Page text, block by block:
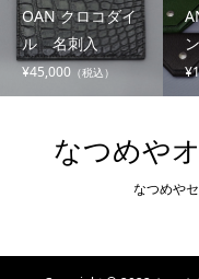
OAN クロコダイ
ル 名刺入
¥45,000 （税込）
なつめや
なつめや